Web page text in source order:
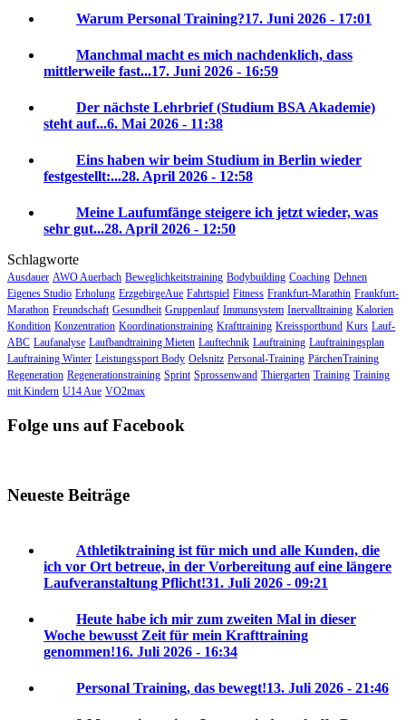
Warum Personal Training?17. Juni 2026 - 17:01
Manchmal macht es mich nachdenklich, dass
mittlerweile fast...17. Juni 2026 - 16:59
Der nächste Lehrbrief (Studium BSA Akademie)
steht auf...6. Mai 2026 - 11:38
Eins haben wir beim Studium in Berlin wieder
festgestellt:...28. April 2026 - 12:58
Meine Laufumfänge steigere ich jetzt wieder, was
sehr gut...28. April 2026 - 12:50
Schlagworte
Ausdauer AWO Auerbach Beweglichkeitstraining Bodybuilding Coaching Dehnen
Eigenes Studio Erholung ErzgebirgeAue Fahrtspiel Fitness Frankfurt-Marathin Frankfurt-
Marathon Freundschaft Gesundheit Gruppenlauf Immunsystem Inervalltraining Kalorien
Kondition Konzentration Koordinationstraining Krafttraining Kreissportbund Kurs Lauf-
ABC Laufanalyse Laufbandtraining Mieten Lauftechnik Lauftraining Lauftrainingsplan
Lauftraining Winter Leistungssport Body Oelsnitz Personal-Training PärchenTraining
Regeneration Regenerationstraining Sprint Sprossenwand Thiergarten Training Training
mit Kindern U14 Aue VO2max
Folge uns auf Facebook
Neueste Beiträge
Athletiktraining ist für mich und alle Kunden, die
ich vor Ort betreue, in der Vorbereitung auf eine längere
Laufveranstaltung Pflicht!31. Juli 2026 - 09:21
Heute habe ich mir zum zweiten Mal in dieser
Woche bewusst Zeit für mein Krafttraining
genommen!16. Juli 2026 - 16:34
Personal Training, das bewegt!13. Juli 2026 - 21:46